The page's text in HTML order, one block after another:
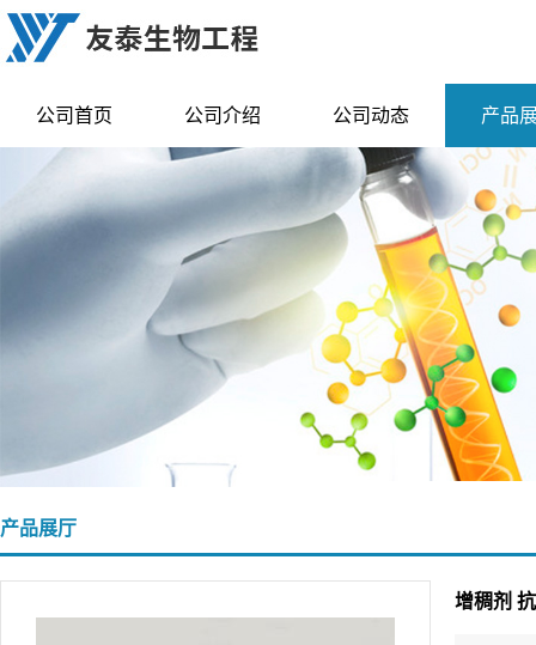
公司首页 公司介绍 公司动态 产品
产品展厅
增稠剂